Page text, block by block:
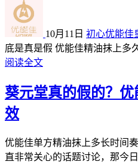
10月11日 初心优能佳
底是真是假 优能佳精油抹上多
阅读全文
葵元堂真的假的？
效
优能佳单方精油抹上多长时间
直非常关心的话题讨论，那今